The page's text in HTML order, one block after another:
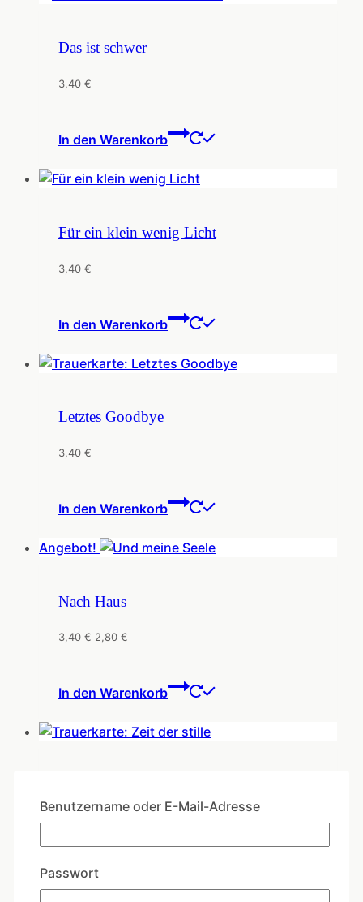
Das ist schwer
3,40 €
In den Warenkorb
Für ein klein wenig Licht
3,40 €
In den Warenkorb
Letztes Goodbye
3,40 €
In den Warenkorb
Angebot!
Nach Haus
3,40€ Ursprünglicher
3,40 €
2,80 €
2,80 €.
In den Warenkorb
3,40€
In den Warenkorb
Benutzername oder E-Mail-Adresse
Passwort